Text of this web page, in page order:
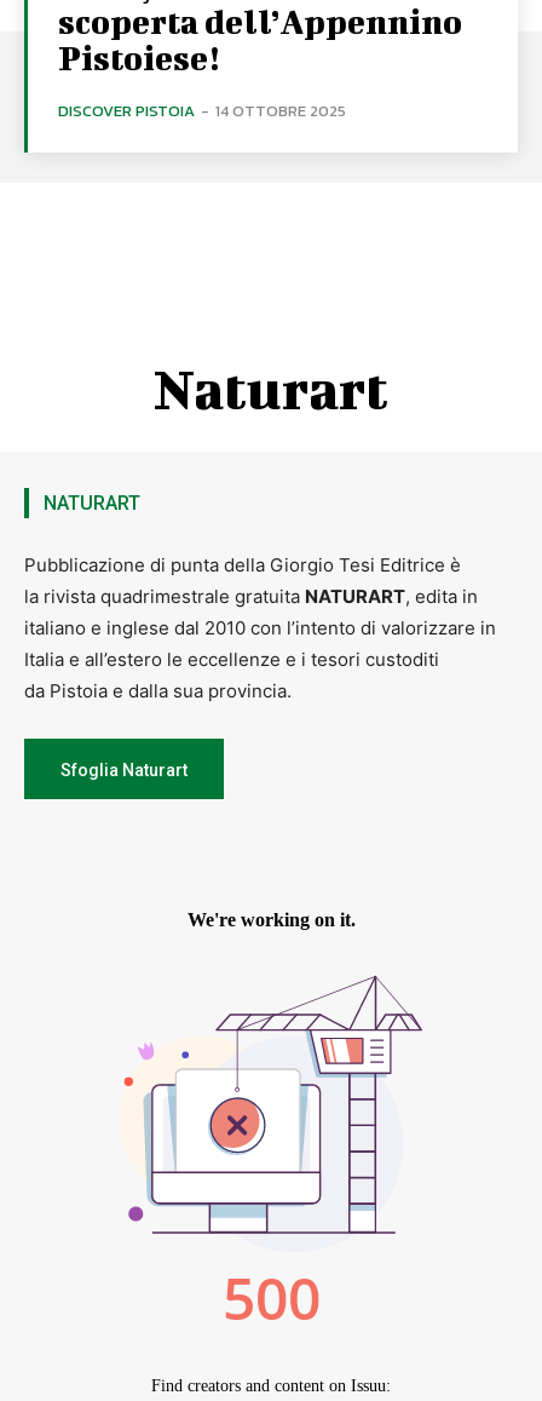
scoperta dell’Appennino
Pistoiese!
DISCOVER PISTOIA - 14 OTTOBRE 2025
Naturart
NATURART
Pubblicazione di punta della Giorgio Tesi Editrice è
la rivista quadrimestrale gratuita NATURART, edita in
italiano e inglese dal 2010 con l’intento di valorizzare in
Italia e all’estero le eccellenze e i tesori custoditi
da Pistoia e dalla sua provincia.
Sfoglia Naturart